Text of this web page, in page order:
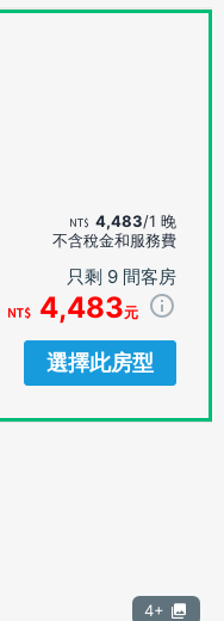
4,483/1 晚
不含稅金和服務費
只剩 9 間客房
4,483元
選擇此房型
4+